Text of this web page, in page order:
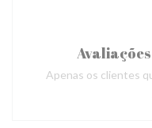
Apenas os clientes